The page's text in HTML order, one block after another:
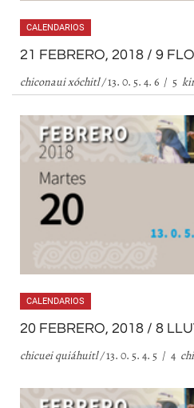
CALENDARIOS
21 FEBRERO, 2018 / 9
chiconaui xóchitl /13. 0. 5. 4. 6 / 5
CALENDARIOS
20 FEBRERO, 2018 / 8
chicuei quiáhuitl /13. 0. 5. 4. 5 / 4